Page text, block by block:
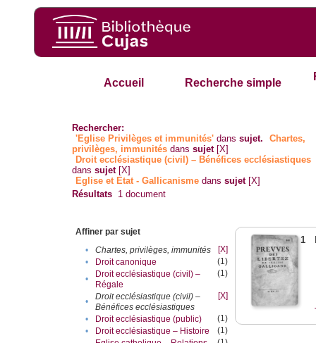
Accueil Recherche simple
Rechercher:
'Eglise Privilèges et immunités' danssujet.
Chartes,
privilèges, immunités danssujet [X]
Droit ecclésiastique (civil) – Bénéfices ecclésiastiques
danssujet [X]
Eglise et Etat - Gallicanisme danssujet [X]
Résultats 1 document
Affiner par sujet
•
Chartes, privilèges, immunités
[X]
•
Droit canonique
(1)
•
Droit ecclésiastique (civil) –
Régale
(1)
•
Droit ecclésiastique (civil) –
Bénéfices ecclésiastiques
[X]
• Droit ecclésiastique (public)
(1)
•
Droit ecclésiastique – Histoire
(1)
1